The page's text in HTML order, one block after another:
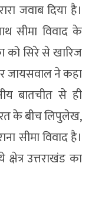
जवाब दिया है।
सीमा विवाद के
को सिरे से खारिज
जायसवाल ने कहा
बातचीत से ही
के बीच लिपुलेख,
सीमा विवाद है।
उत्तराखंड का